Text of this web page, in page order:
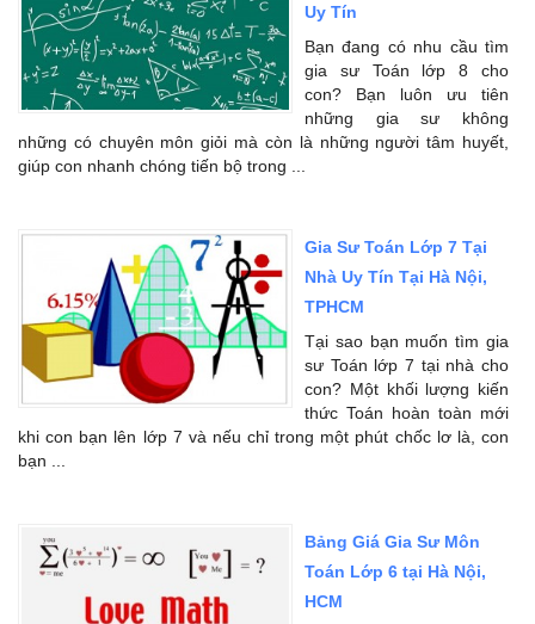
Uy Tín
Bạn đang có nhu cầu tìm
gia sư Toán lớp 8 cho
con? Bạn luôn ưu tiên
những gia sư không
những có chuyên môn giỏi mà còn là những người tâm huyết,
giúp con nhanh chóng tiến bộ trong ...
Gia Sư Toán Lớp 7 Tại
Nhà Uy Tín Tại Hà Nội,
TPHCM
Tại sao bạn muốn tìm gia
sư Toán lớp 7 tại nhà cho
con? Một khối lượng kiến
thức Toán hoàn toàn mới
khi con bạn lên lớp 7 và nếu chỉ trong một phút chốc lơ là, con
bạn ...
Bảng Giá Gia Sư Môn
Toán Lớp 6 tại Hà Nội,
HCM